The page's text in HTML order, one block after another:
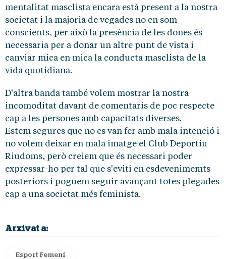
mentalitat masclista encara està present a la nostra
societat i la majoria de vegades no en som
conscients, per això la presència de les dones és
necessaria per a donar un altre punt de vista i
canviar mica en mica la conducta masclista de la
vida quotidiana.
D'altra banda també volem mostrar la nostra
incomoditat davant de comentaris de poc respecte
cap a les persones amb capacitats diverses.
Estem segures que no es van fer amb mala intenció i
no volem deixar en mala imatge el Club Deportiu
Riudoms, però creiem que és necessari poder
expressar-ho per tal que s'eviti en esdevenimemts
posteriors i poguem seguir avançant totes plegades
cap a una societat més feminista.
Arxivat a:
Esport Femení